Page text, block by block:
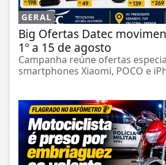
GERAL
Big Ofertas Datec
1º a 15 de agosto
Campanha reúne ofertas
smartphones Xiaomi, POCO e